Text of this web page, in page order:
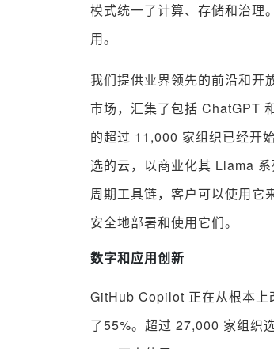
模式统一了计算、存储和治理
用。
我们提供业界领先的前沿和开
市场，汇集了包括 ChatGPT
的超过 11,000 家组织已经开
选的云，以商业化其 Llama
周期工具链，客户可以使用它
安全地部署和使用它们。
数字和应用创新
GitHub Copilot 正在从根本上
了55%。超过 27,000 家组织